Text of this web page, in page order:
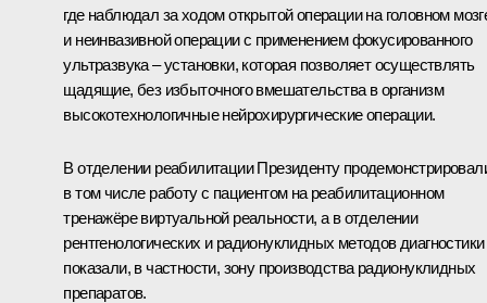
где наблюдал за ходом открытой операции на головном
и неинвазивной операции с применением фокусированного
ультразвука – установки, которая позволяет осуществлять
щадящие, без избыточного вмешательства в организм
высокотехнологичные нейрохирургические операции.
В отделении реабилитации Президенту
в том числе работу с пациентом на реабилитационном
тренажёре виртуальной реальности, а в отделении
рентгенологических и радионуклидных методов диагностики
показали, в частности, зону производства радионуклидных
препаратов.